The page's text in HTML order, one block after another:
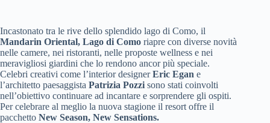
Incastonato tra le rive dello splendido lago di Como, il
Mandarin Oriental, Lago di Como riapre con diverse novità
nelle camere, nei ristoranti, nelle proposte wellness e nei
meravigliosi giardini che lo rendono ancor più speciale.
Celebri creativi come l’interior designerEric Egan e
l’architetto paesaggista Patrizia Pozzi sono stati coinvolti
nell’obiettivo continuare ad incantare e sorprendere gli ospiti.
Per celebrare al meglio la nuova stagione il resort offre il
pacchetto New Season, New Sensations.